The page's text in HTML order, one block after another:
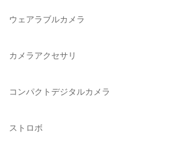
diagnl（ダイアグナル）
Lowepro（ロープロ）
BURTON（バートン）
DELSEY（デルセー）
ライカ系
中判海外系
ウェアラブルカメラ
カメラアクセサリ
コンパクトデジタルカメラ
ストロボ